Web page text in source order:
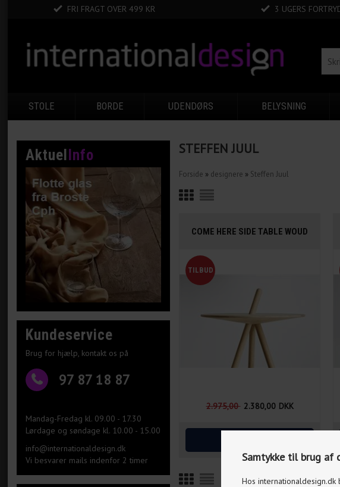
Samtykke til brug af
Hos
FRI FRAGT OVER 499 KR 3 UGERS
STOLE BORDE UDENDØRS BELYSNING
Aktuel Info
Kundeservice
Brug for hjælp, kontakt os på
97 87 18 87
Mandag-Fredag kl. 09.00 - 17.30
Lørdage og søndage kl. 10.00 - 15.00
info@internationaldesign.dk
Vi besvarer mails indenfor 2 timer
STEFFEN JUUL
Forside » designere » Steffen Juul
COME HERE SIDE TABLE WOUD
2.975,00 2.380,00 DKK